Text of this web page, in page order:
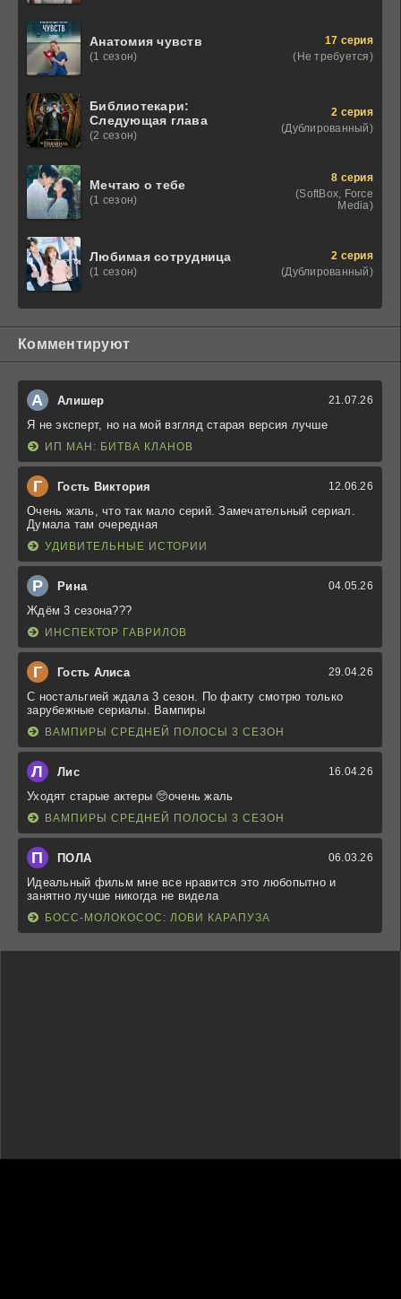
Анатомия чувств
(1 сезон)
17 серия
(Не требуется)
Библиотекари:
Следующая глава
(2 сезон)
2 серия
(Дублированный)
Мечтаю о тебе
(1 сезон)
8 серия
(SoftBox, Force
Media)
Любимая сотрудница
(1 сезон)
2 серия
(Дублированный)
Комментируют
А Алишер 21.07.26
Я не эксперт, но на мой взгляд старая версия лучше
ИП МАН: БИТВА КЛАНОВ
Г Гость Виктория 12.06.26
Очень жаль, что так мало серий. Замечательный сериал.
Думала там очередная
УДИВИТЕЛЬНЫЕ ИСТОРИИ
Р Рина 04.05.26
Ждём 3 сезона???
ИНСПЕКТОР ГАВРИЛОВ
Г Гость Алиса 29.04.26
С ностальгией ждала 3 сезон. По факту смотрю только
зарубежные сериалы. Вампиры
ВАМПИРЫ СРЕДНЕЙ ПОЛОСЫ 3 СЕЗОН
Л Лис 16.04.26
Уходят старые актеры 🥺очень жаль
ВАМПИРЫ СРЕДНЕЙ ПОЛОСЫ 3 СЕЗОН
П ПОЛА 06.03.26
Идеальный фильм мне все нравится это любопытно и
занятно лучше никогда не видела
БОСС-МОЛОКОСОС: ЛОВИ КАРАПУЗА